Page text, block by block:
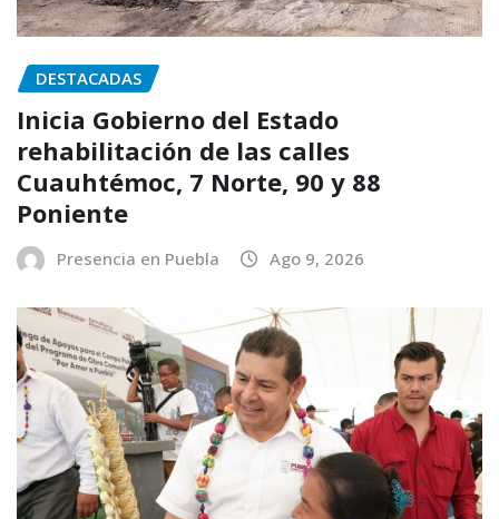
DESTACADAS
Inicia Gobierno del Estado
rehabilitación de las calles
Cuauhtémoc, 7 Norte, 90 y 88
Poniente
Presencia en Puebla Ago 9, 2026